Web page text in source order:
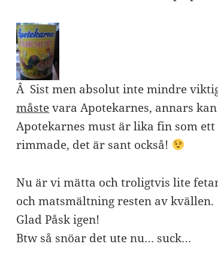
Â Sist men absolut inte mindre
måstevara Apotekarnes, annars
Apotekarnes must är lika fin som
rimmade, det är sant också!
Nu är vi mätta och troligtvis lite
och matsmältning resten av kvällen.
Glad Påsk igen!
Btw så snöar det ute nu… suck…